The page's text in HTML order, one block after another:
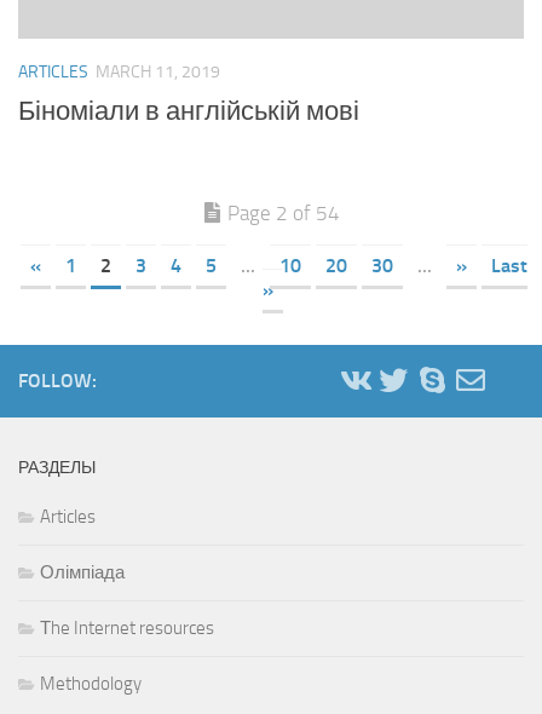
ARTICLES MARCH 11, 2019
Біноміали в англійській мові
Page 2 of 54
« 1 2 3 4 5 ... 10 20 30 ... »
Last
»
FOLLOW:
РАЗДЕЛЫ
Articles
Олімпіада
Тhe Internet resources
Methodology